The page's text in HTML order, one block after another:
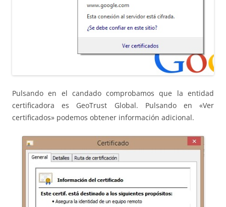
Pulsando en el candado comprobamos que la entidad
certificadora es GeoTrust Global. Pulsando en «Ver
certificados» podemos obtener información adicional.